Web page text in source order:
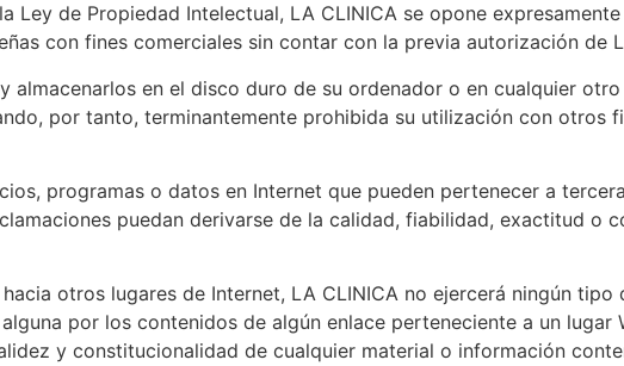
de Propiedad Intelectual, LA CLINICA se opone
con fines comerciales sin contar con la previa autorización de
almacenarlos en el disco duro de su ordenador o en cualquier
por tanto, terminantemente prohibida su utilización con otros
programas o datos en Internet que pueden pertenecer a
puedan derivarse de la calidad, fiabilidad, exactitud o
otros lugares de Internet, LA CLINICA no ejercerá ningún
por los contenidos de algún enlace perteneciente a un lugar
y constitucionalidad de cualquier material o información